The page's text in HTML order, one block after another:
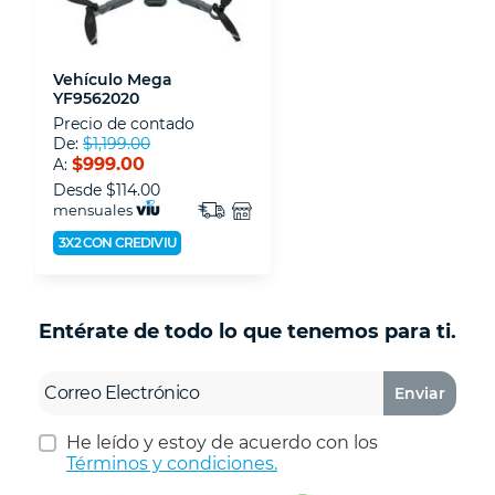
Vehículo Mega
YF9562020
Precio de contado
De: $1,199.00
A: $999.00
Desde $114.00
mensuales
3X2 CON CREDIVIU
Entérate de todo lo que tenemos para ti.
Enviar
He leído y estoy de acuerdo con los
Términos y condiciones.